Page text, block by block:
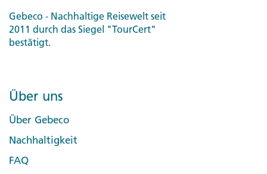
Gebeco - Nachhaltige Reisewelt seit
2011 durch das Siegel "TourCert"
bestätigt.
Über uns
Über Gebeco
Nachhaltigkeit
FAQ